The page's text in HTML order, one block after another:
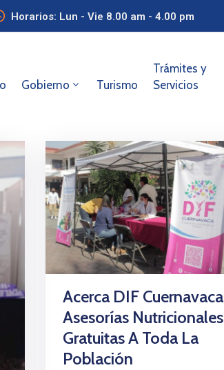
Horarios: Lun - Vie 8.00 am - 4.00 pm
Gobierno Turismo
Trámites y
Servicios
Acerca DIF Cuernavaca
Asesorías Nutricionales
Gratuitas A Toda La
Población